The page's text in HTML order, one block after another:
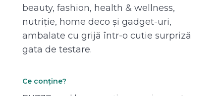
beauty, fashion, health & wellness,
nutriție, home deco și gadget-uri,
ambalate cu grijă într-o cutie surpriză
gata de testare.
Ce conține?